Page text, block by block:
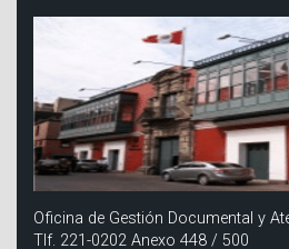
Oficina de Gestión Documental y
Tlf. 221-0202 Anexo 448 / 500